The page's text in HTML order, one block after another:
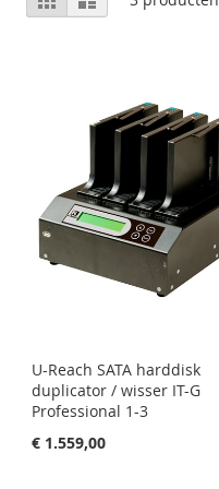
als
tabel
U-Reach SATA harddisk
duplicator / wisser IT-G
Professional 1-3
€ 1.559,00